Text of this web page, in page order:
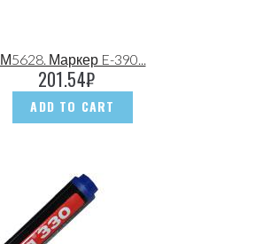
М5628. Маркер E-390...
201.54₽
ADD TO CART